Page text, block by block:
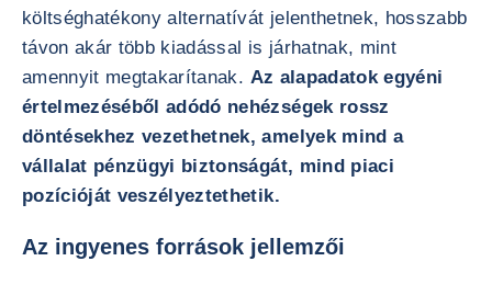
költséghatékony alternatívát jelenthetnek, hosszabb
távon akár több kiadással is járhatnak, mint
amennyit megtakarítanak. Az alapadatok egyéni
értelmezéséből adódó nehézségek rossz
döntésekhez vezethetnek, amelyek mind a
vállalat pénzügyi biztonságát, mind piaci
pozícióját veszélyeztethetik.
Az ingyenes források jellemzői